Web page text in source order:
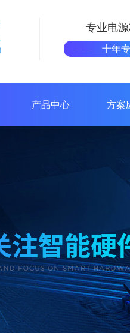
专业电
十年
产品中心 方案